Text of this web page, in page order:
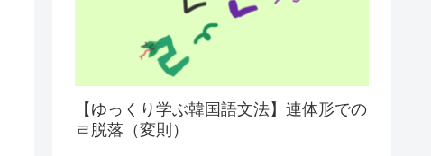
【ゆっくり学ぶ韓国語文法】連体形での
ㄹ脱落（変則）